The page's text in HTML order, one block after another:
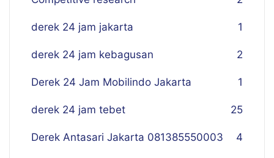
derek 24 jam jakarta 1
derek 24 jam kebagusan 2
Derek 24 Jam Mobilindo Jakarta 1
derek 24 jam tebet 25
Derek Antasari Jakarta 081385550003 4